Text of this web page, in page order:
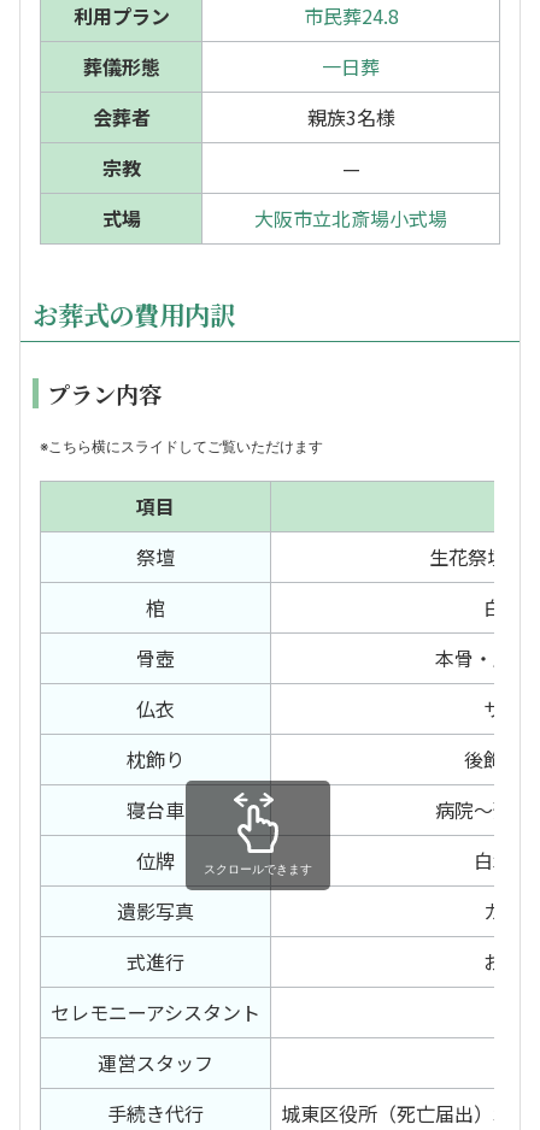
利用プラン
市民葬24.8
葬儀形態
一日葬
会葬者
親族3名様
宗教
—
式場
大阪市立北斎場小式場
お葬式の費用内訳
プラン内容
※こちら横にスライドしてご覧いただけます
項目
祭壇
生花祭壇
棺
白布棺
骨壺
本骨・胴
仏衣
サテン
枕飾り
後飾り
寝台車
病院～預り
位牌
白木位
遺影写真
カラー
式進行
お葬式
セレモニーアシスタント
運営スタッフ
手続き代行
城東区役所（死亡届出）北
スクロールできます